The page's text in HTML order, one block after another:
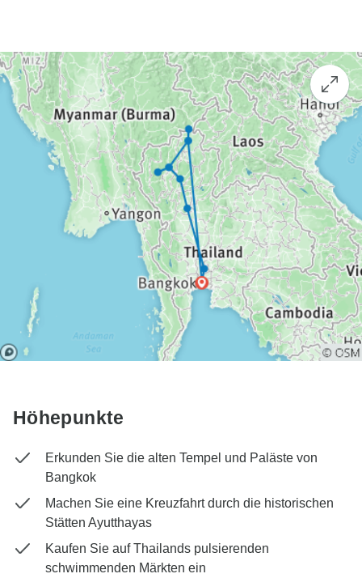
Höhepunkte
Erkunden Sie die alten Tempel und Paläste von
Bangkok
Machen Sie eine Kreuzfahrt durch die historischen
Stätten Ayutthayas
Kaufen Sie auf Thailands pulsierenden
schwimmenden Märkten ein